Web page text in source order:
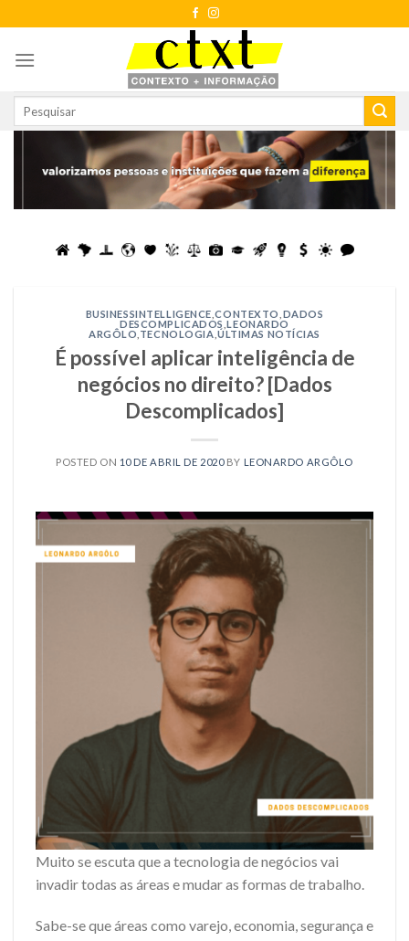
to
content
BUSINESSINTELLIGENCE ,CONTEXTO DADOS
DESCOMPLICADOS ,LEONARDO
ARGÔLO TECNOLOGIA ,ÚLTIMAS NOTÍCIAS
É possível aplicar inteligência de
negócios no direito? [Dados
Descomplicados]
POSTED ON 10 DE ABRIL DE 2020BY LEONARDO ARGÔLO
Muito se escuta que a tecnologia de negócios vai
invadir todas as áreas e mudar as formas de trabalho.
Sabe-se que áreas como varejo, economia, segurança e